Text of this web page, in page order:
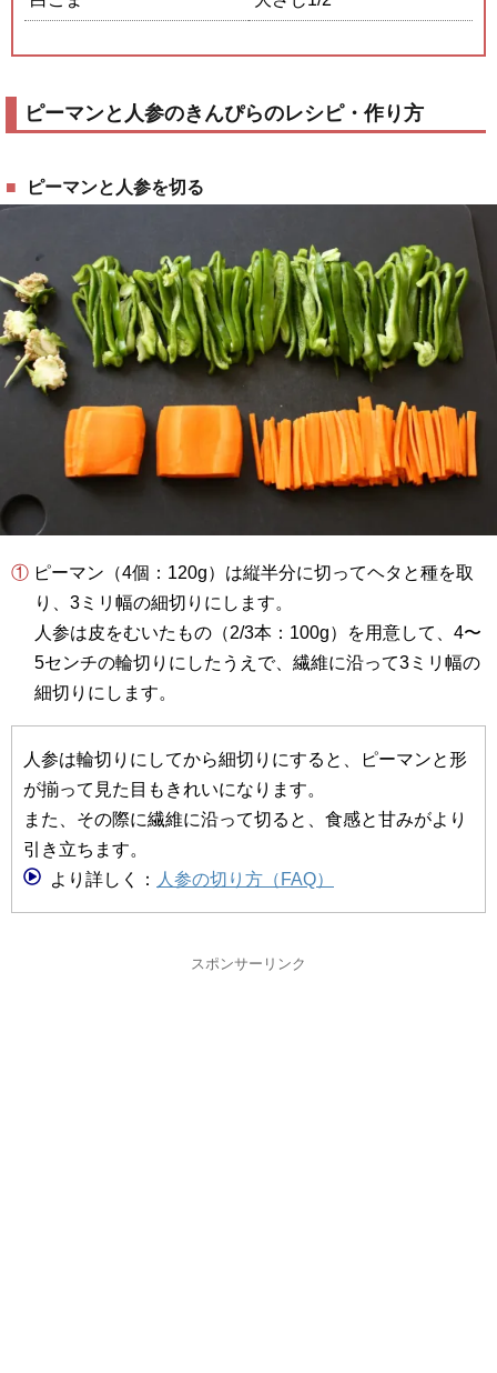
ピーマンと人参のきんぴらのレシピ・作り方
ピーマンと人参を切る
① ピーマン（4個：120g）は縦半分に切ってヘタと種を取
り、3ミリ幅の細切りにします。
人参は皮をむいたもの（2/3本：100g）を用意して、4〜
5センチの輪切りにしたうえで、繊維に沿って3ミリ幅の
細切りにします。
人参は輪切りにしてから細切りにすると、ピーマンと形
が揃って見た目もきれいになります。
また、その際に繊維に沿って切ると、食感と甘みがより
引き立ちます。
より詳しく：
人参の切り方（FAQ）
スポンサーリンク